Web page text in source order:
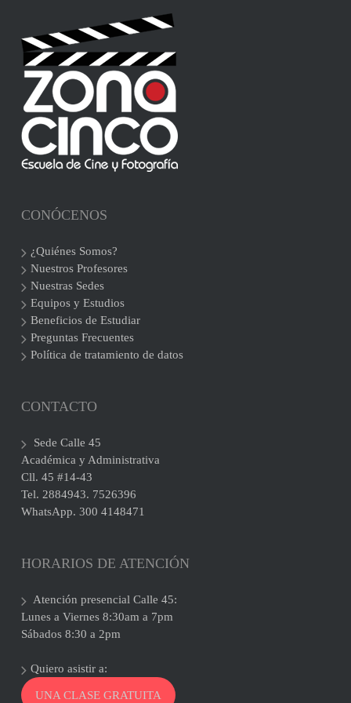
CONÓCENOS
¿Quiénes Somos?
Nuestros Profesores
Nuestras Sedes
Equipos y Estudios
Beneficios de Estudiar
Preguntas Frecuentes
Política de tratamiento de datos
CONTACTO
Sede Calle 45
Académica y Administrativa
Cll. 45 #14-43
Tel. 2884943. 7526396
WhatsApp. 300 4148471
HORARIOS DE ATENCIÓN
Atención presencial Calle 45:
Lunes a Viernes 8:30am a 7pm
Sábados 8:30 a 2pm
Quiero asistir a:
UNA CLASE GRATUITA